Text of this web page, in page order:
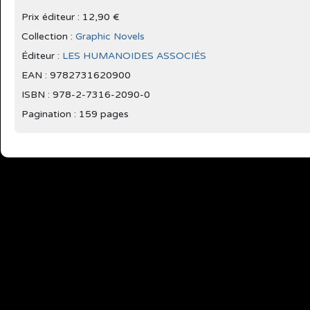
Prix éditeur : 12,90 €
Collection : Graphic Novels
Éditeur : LES HUMANOIDES ASSOCIÉS
EAN : 9782731620900
ISBN : 978-2-7316-2090-0
Pagination : 159 pages